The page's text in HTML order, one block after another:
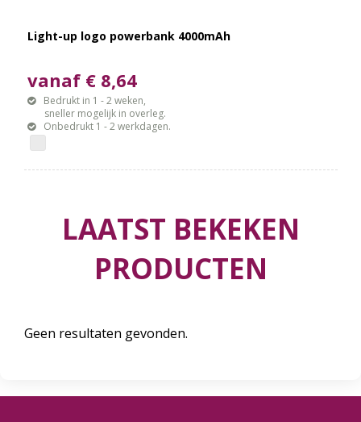
Light-up logo powerbank 4000mAh
vanaf € 8,64
Bedrukt in 1 - 2 weken,
sneller mogelijk in overleg.
Onbedrukt 1 - 2 werkdagen.
LAATST BEKEKEN
PRODUCTEN
Geen resultaten gevonden.